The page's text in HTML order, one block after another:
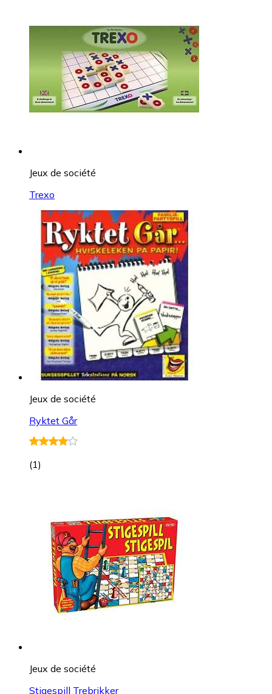
Jeux de société
Trexo
Jeux de société
Ryktet Går
(1)
Jeux de société
Stigespill Trebrikker